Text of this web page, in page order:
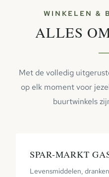
WINKELEN &
ALLES
Met de volledig
op elk moment voor
buurtwinkels
SPAR-MARKT
Levensmiddelen,